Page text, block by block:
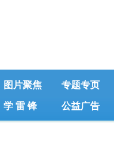
图片聚焦 专题专页
学 雷 锋 公益广告